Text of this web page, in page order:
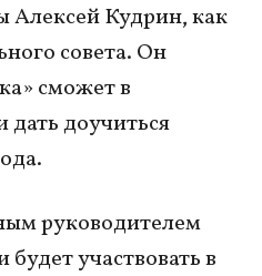
Алексей Кудрин, как
совета. Он
сможет в
доучиться
руководителем
участвовать в